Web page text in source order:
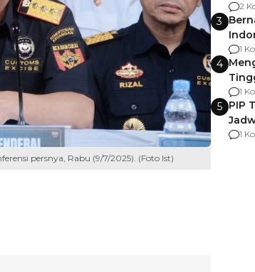
persnya, Rabu (9/7/2025). (Foto Ist)
2
3
1
4
Usai
1
5 PIP
agar
1